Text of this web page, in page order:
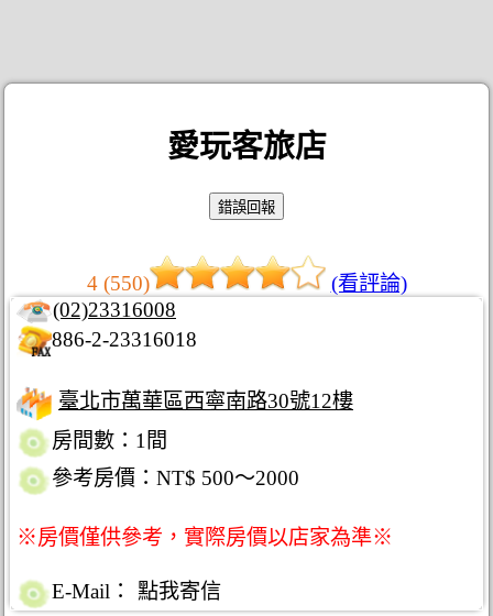
愛玩客旅店
4 (550)
(看評論)
(02)23316008
886-2-23316018
臺北市萬華區西寧南路30號12樓
房間數：1間
參考房價：NT$ 500～2000
※房價僅供參考，實際房價以店家為準※
E-Mail： 點我寄信